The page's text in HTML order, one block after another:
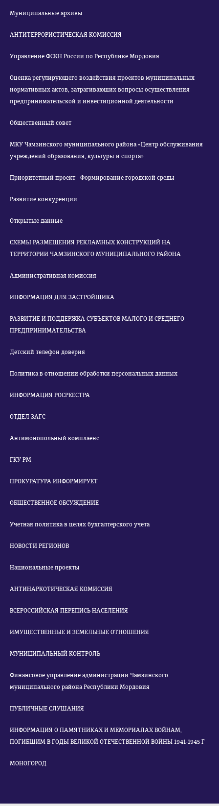
Муниципальные архивы
АНТИТЕРРОРИСТИЧЕСКАЯ КОМИССИЯ
Управление ФСКН России по Республике Мордовия
Оценка регулирующего воздействия проектов муниципальных
нормативных актов, затрагивающих вопросы осуществления
предпринимательской и инвестиционной деятельности
Общественный совет
МКУ Чамзинского муниципального района «Центр обслуживания
учреждений образования, культуры и спорта»
Приоритетный проект - Формирование городской среды
Развитие конкуренции
Открытые данные
СХЕМЫ РАЗМЕЩЕНИЯ РЕКЛАМНЫХ КОНСТРУКЦИЙ НА
ТЕРРИТОРИИ ЧАМЗИНСКОГО МУНИЦИПАЛЬНОГО РАЙОНА
Административная комиссия
ИНФОРМАЦИЯ ДЛЯ ЗАСТРОЙЩИКА
РАЗВИТИЕ И ПОДДЕРЖКА СУБЪЕКТОВ МАЛОГО И СРЕДНЕГО
ПРЕДПРИНИМАТЕЛЬСТВА
Детский телефон доверия
Политика в отношении обработки персональных данных
ИНФОРМАЦИЯ РОСРЕЕСТРА
ОТДЕЛ ЗАГС
Антимонопольный комплаенс
ГКУ РМ
ПРОКУРАТУРА ИНФОРМИРУЕТ
ОБЩЕСТВЕННОЕ ОБСУЖДЕНИЕ
Учетная политика в целях бухгалтерского учета
НОВОСТИ РЕГИОНОВ
Национальные проекты
АНТИНАРКОТИЧЕСКАЯ КОМИССИЯ
ВСЕРОССИЙСКАЯ ПЕРЕПИСЬ НАСЕЛЕНИЯ
ИМУЩЕСТВЕННЫЕ И ЗЕМЕЛЬНЫЕ ОТНОШЕНИЯ
МУНИЦИПАЛЬНЫЙ КОНТРОЛЬ
Финансовое управление администрации Чамзинского
муниципального района Республики Мордовия
ПУБЛИЧНЫЕ СЛУШАНИЯ
ИНФОРМАЦИЯ О ПАМЯТНИКАХ И МЕМОРИАЛАХ ВОЙНАМ,
ПОГИБШИМ В ГОДЫ ВЕЛИКОЙ ОТЕЧЕСТВЕННОЙ ВОЙНЫ 1941-1945 Г
МОНОГОРОД